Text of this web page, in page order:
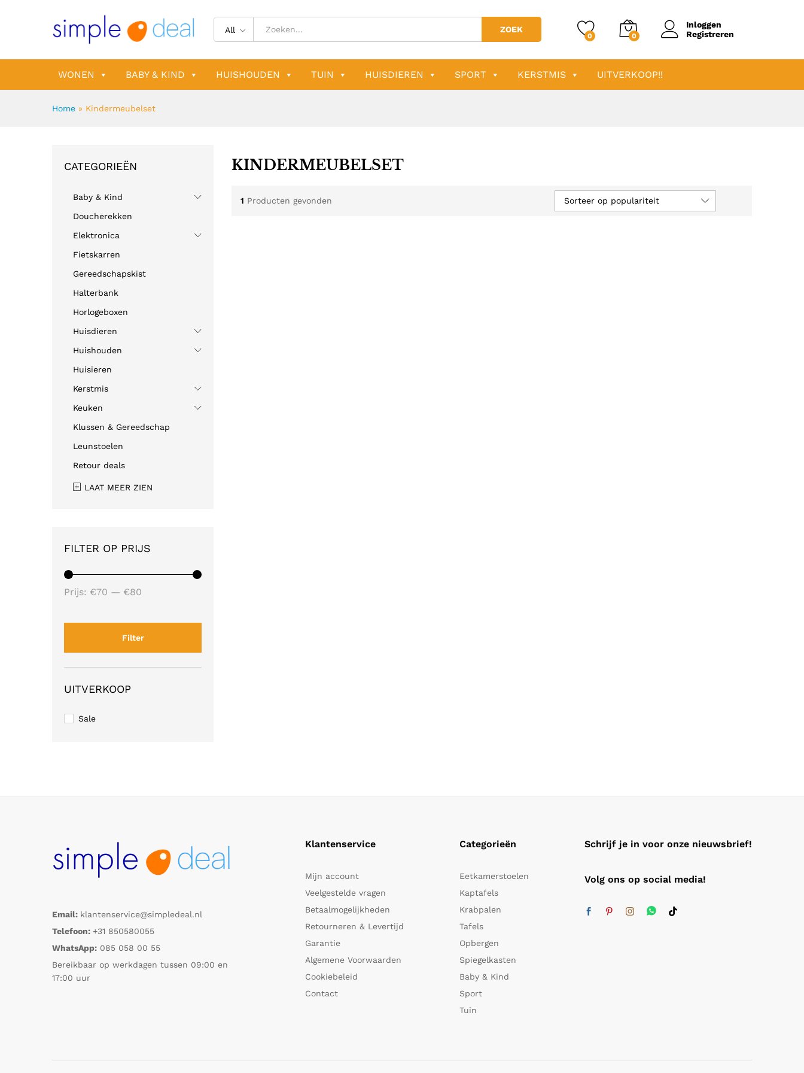
All ZOEK
0 0
Inloggen
Registreren
WONEN BABY & KIND HUISHOUDEN TUIN HUISDIEREN SPORT KERSTMIS UITVERKOOP!!
Home » Kindermeubelset
KINDERMEUBELSET
1 Producten gevonden Sorteer op populariteit
CATEGORIEËN
Baby & Kind
Doucherekken
Elektronica
Fietskarren
Gereedschapskist
Halterbank
Horlogeboxen
Huisdieren
Huishouden
Huisieren
Kerstmis
Keuken
Klussen & Gereedschap
Leunstoelen
Retour deals
LAAT MEER ZIEN
FILTER OP PRIJS
Filter
Prijs: €70 — €80
UITVERKOOP
Sale
Email: klantenservice@simpledeal.nl
Telefoon: +31 850580055
WhatsApp: 085 058 00 55
Bereikbaar op werkdagen tussen 09:00 en
17:00 uur
Klantenservice
Mijn account
Veelgestelde vragen
Betaalmogelijkheden
Retourneren & Levertijd
Garantie
Algemene Voorwaarden
Cookiebeleid
Contact
Categorieën
Eetkamerstoelen
Kaptafels
Krabpalen
Tafels
Opbergen
Spiegelkasten
Baby & Kind
Sport
Tuin
Schrijf je in voor onze nieuwsbrief!
Volg ons op social media!